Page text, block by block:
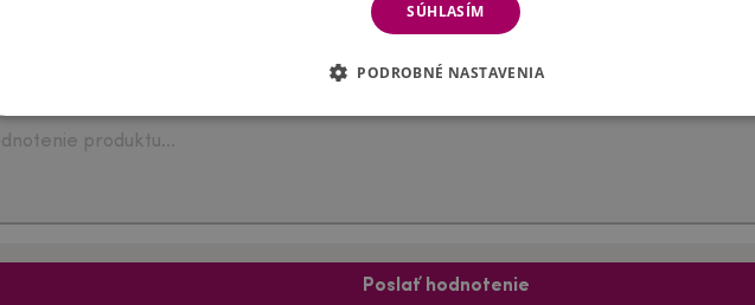
Poslať hodnotenie
SÚHLASÍM
PODROBNÉ NASTAVENIA